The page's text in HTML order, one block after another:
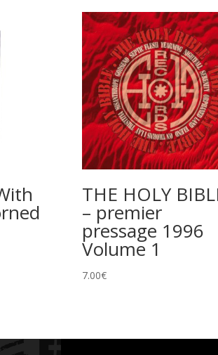
THE HOLY
– premier
pressage 1996
Volume 1
7.00€